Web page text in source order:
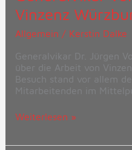
Vinzenz
Allgemein / Kerstin Dalke
Generalvikar Dr. Jürgen
über die Arbeit von
Besuch stand vor allem
Mitarbeitenden im
Weiterlesen »